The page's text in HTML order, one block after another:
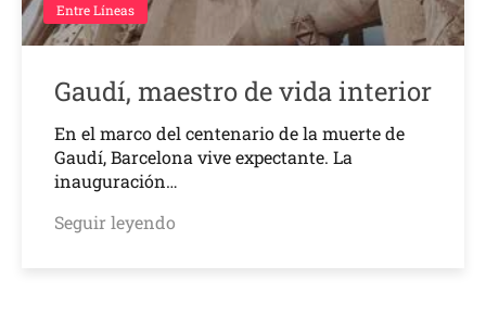
Entre Líneas
Gaudí, maestro de vida interior
En el marco del centenario de la muerte de
Gaudí, Barcelona vive expectante. La
inauguración…
Seguir leyendo